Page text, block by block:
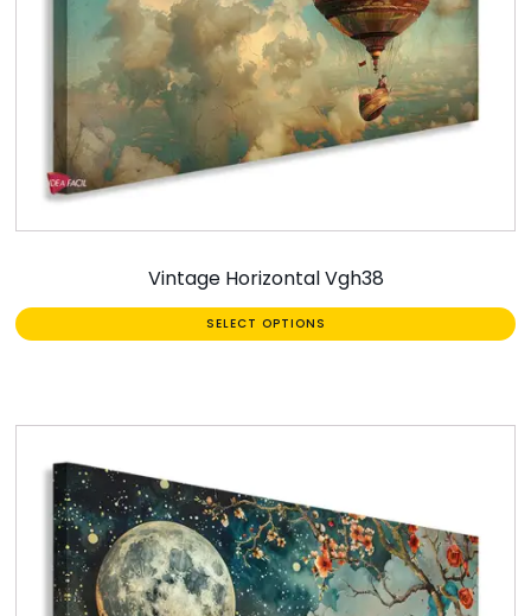
Vintage Horizontal Vgh38
SELECT OPTIONS